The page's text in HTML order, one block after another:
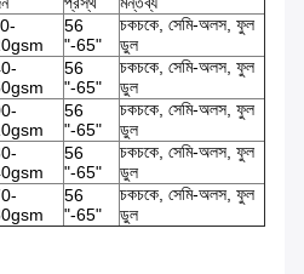
56
"-65"
চকচকে, সেমি-অলস, ফুল
ডুল
56
"-65"
চকচকে, সেমি-অলস, ফুল
ডুল
56
"-65"
চকচকে, সেমি-অলস, ফুল
ডুল
56
"-65"
চকচকে, সেমি-অলস, ফুল
ডুল
56
"-65"
চকচকে, সেমি-অলস, ফুল
ডুল